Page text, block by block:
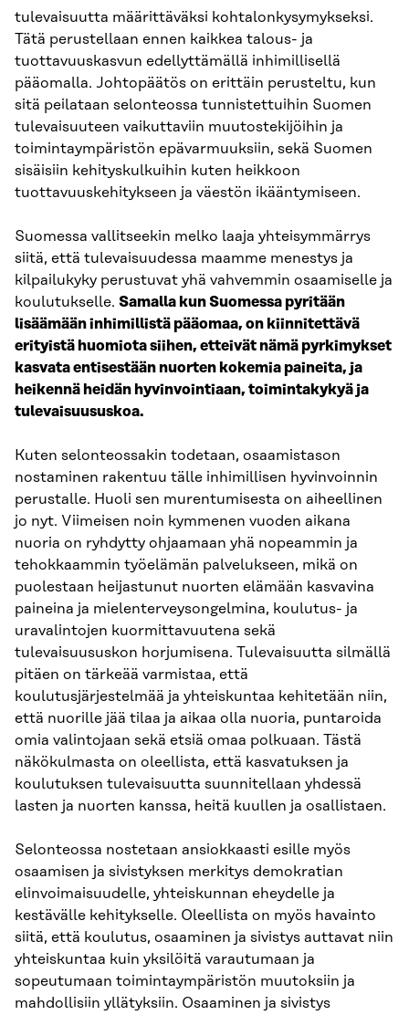
tulevaisuutta määrittäväksi kohtalonkysymykseksi.
Tätä perustellaan ennen kaikkea talous- ja
tuottavuuskasvun edellyttämällä inhimillisellä
pääomalla. Johtopäätös on erittäin perusteltu, kun
sitä peilataan selonteossa tunnistettuihin Suomen
tulevaisuuteen vaikuttaviin muutostekijöihin ja
toimintaympäristön epävarmuuksiin, sekä Suomen
sisäisiin kehityskulkuihin kuten heikkoon
tuottavuuskehitykseen ja väestön ikääntymiseen.
Suomessa vallitseekin melko laaja yhteisymmärrys
siitä, että tulevaisuudessa maamme menestys ja
kilpailukyky perustuvat yhä vahvemmin osaamiselle ja
koulutukselle. Samalla kun Suomessa pyritään
lisäämään inhimillistä pääomaa, on kiinnitettävä
erityistä huomiota siihen, etteivät nämä pyrkimykset
kasvata entisestään nuorten kokemia paineita, ja
heikennä heidän hyvinvointiaan, toimintakykyä ja
tulevaisuususkoa.
Kuten selonteossakin todetaan, osaamistason
nostaminen rakentuu tälle inhimillisen hyvinvoinnin
perustalle. Huoli sen murentumisesta on aiheellinen
jo nyt. Viimeisen noin kymmenen vuoden aikana
nuoria on ryhdytty ohjaamaan yhä nopeammin ja
tehokkaammin työelämän palvelukseen, mikä on
puolestaan heijastunut nuorten elämään kasvavina
paineina ja mielenterveysongelmina, koulutus- ja
uravalintojen kuormittavuutena sekä
tulevaisuususkon horjumisena. Tulevaisuutta silmällä
pitäen on tärkeää varmistaa, että
koulutusjärjestelmää ja yhteiskuntaa kehitetään niin,
että nuorille jää tilaa ja aikaa olla nuoria, puntaroida
omia valintojaan sekä etsiä omaa polkuaan. Tästä
näkökulmasta on oleellista, että kasvatuksen ja
koulutuksen tulevaisuutta suunnitellaan yhdessä
lasten ja nuorten kanssa, heitä kuullen ja osallistaen.
Selonteossa nostetaan ansiokkaasti esille myös
osaamisen ja sivistyksen merkitys demokratian
elinvoimaisuudelle, yhteiskunnan eheydelle ja
kestävälle kehitykselle. Oleellista on myös havainto
siitä, että koulutus, osaaminen ja sivistys auttavat niin
yhteiskuntaa kuin yksilöitä varautumaan ja
sopeutumaan toimintaympäristön muutoksiin ja
mahdollisiin yllätyksiin. Osaaminen ja sivistys